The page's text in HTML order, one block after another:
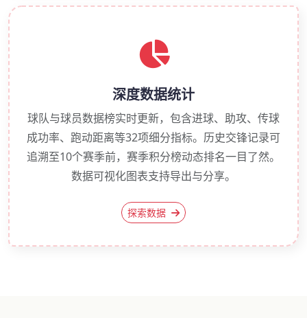
深度数据统计
球队与球员数据榜实时更新，包含进球、助攻、传球
成功率、跑动距离等32项细分指标。历史交锋记录可
追溯至10个赛季前，赛季积分榜动态排名一目了然。
数据可视化图表支持导出与分享。
探索数据